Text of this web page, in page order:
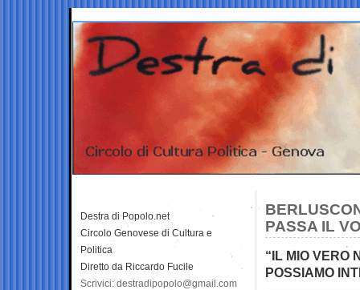
PASSA IL
“IL MIO VERO
POSSIAMO
Destra di Popolo.net
Circolo Genovese di Cultura e
Politica
Diretto da Riccardo Fucile
Scrivici: destradipopolo@gmail.com